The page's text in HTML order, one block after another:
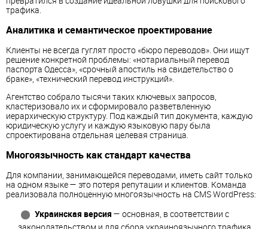
трафика.
Аналитика и семантическое проектирование
Клиенты не всегда гуглят просто «бюро переводов». Они ищут
решение конкретной проблемы: «нотариальный перевод
паспорта Одесса», «срочный апостиль на свидетельство о
браке», «технический перевод инструкций».
Агентство собрало тысячи таких ключевых запросов,
кластеризовало их и сформировало разветвленную
иерархическую структуру. Под каждый тип документа, каждую
юридическую услугу и каждую языковую пару была
спроектирована отдельная целевая страница.
Многоязычность как стандарт качества
Для компании, занимающейся переводами, иметь сайт только
на одном языке — это потеря репутации и клиентов. Команда
реализовала полноценную многоязычность на CMS WordPress:
Украинская версия — основная, в соответствии с
законодательством и для сбора украиноязычного трафика.